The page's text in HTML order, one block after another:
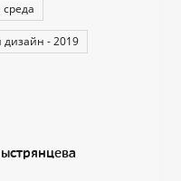
дизайн - 2019